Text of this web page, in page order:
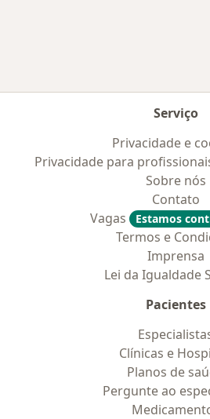
Serviço
Privacidade e
Privacidade para
Sobre nós
Contato
Vagas
Estamos
Termos e
Imprensa
Lei da Igualdade
Pacientes
Clínicas e
Planos de
Pergunte ao